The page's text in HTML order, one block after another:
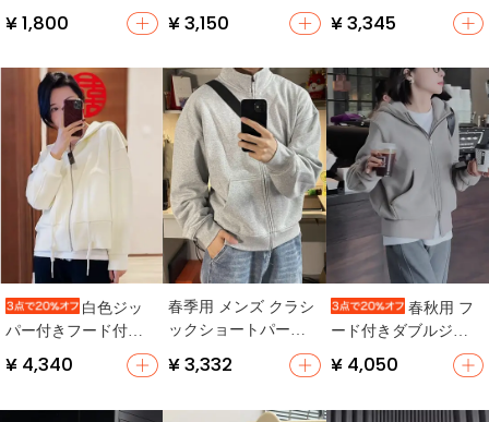
きパーカー【レギュ
ラーフィット・無
ション豊富】
¥ 1,800
用・おしゃれデザイ
ン】（セットアップ
¥ 3,150
カー【ゆったりフィ
ット・カジュアルデ
¥ 3,345
白色ジッ
パー付きフード付き
カーディガン【春秋
用・ゆったりシルエ
¥ 4,340
春季用 メンズ クラシ
ックショートパーカ
ー【ゆったりとした
デザイン・スタンド
¥ 3,332
春秋用 フ
ード付きダブルジッ
パーショートカーデ
ィガン【ゆったりサ
¥ 4,050